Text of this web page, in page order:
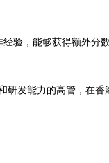
验，能够获得额外分
发能力的高管，在香